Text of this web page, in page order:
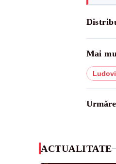
Mai
ACTUALITATE